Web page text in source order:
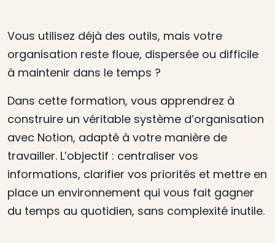
Vous utilisez déjà des outils, mais votre
organisation reste floue, dispersée ou difficile
à maintenir dans le temps ?
Dans cette formation, vous apprendrez à
construire un véritable système d’organisation
avec Notion, adapté à votre manière de
travailler. L’objectif : centraliser vos
informations, clarifier vos priorités et mettre en
place un environnement qui vous fait gagner
du temps au quotidien, sans complexité inutile.